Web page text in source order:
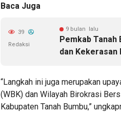
Baca Juga
9 bulan lalu
Pemkab Tanah
dan Kekerasan
39
Redaksi
“Langkah ini juga merupakan
(WBK) dan Wilayah Birokrasi
Kabupaten Tanah Bumbu,”